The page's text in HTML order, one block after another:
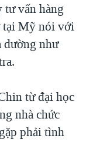
vấn hàng
tại Mỹ nói với
dường như
từ đại học
nhà chức
phải tình